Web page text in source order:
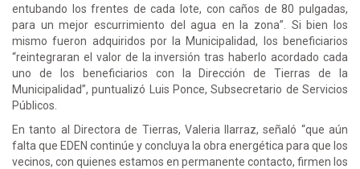
entubando los frentes de cada lote, con caños de 80 pulgadas,
para un mejor escurrimiento del agua en la zona”. Si bien los
mismo fueron adquiridos por la Municipalidad, los beneficiarios
“reintegraran el valor de la inversión tras haberlo acordado cada
uno de los beneficiarios con la Dirección de Tierras de la
Municipalidad”, puntualizó Luis Ponce, Subsecretario de Servicios
Públicos.
En tanto al Directora de Tierras, Valeria Ilarraz, señaló “que aún
falta que EDEN continúe y concluya la obra energética para que los
vecinos, con quienes estamos en permanente contacto, firmen los